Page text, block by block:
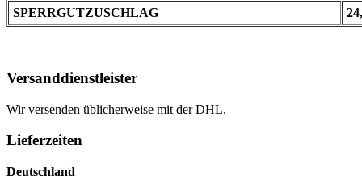
SPERRGUTZUSCHLAG
Versanddienstleister
Wir versenden üblicherweise mit der DHL.
Lieferzeiten
Deutschland